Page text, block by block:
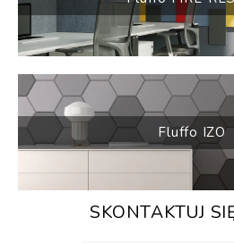
Fluffo IZO
SKONTAKTUJ